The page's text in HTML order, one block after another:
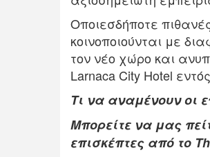
Οποιεσδήποτε
κοινοποιούνται με
τον νέο χώρο και
Larnaca City Hotel
Τι να αναμένουν οι
Μπορείτε να μας
επισκέπτες από το